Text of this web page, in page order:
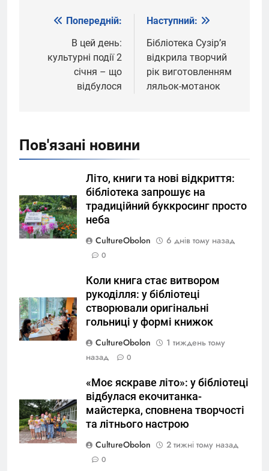
Навігація
записів
Попередній:
В цей день:
культурні події 2
січня – що
відбулося
Наступний:
Бібліотека Сузір’я
відкрила творчий
рік виготовленням
ляльок-мотанок
Пов'язані новини
Літо, книги та нові відкриття:
бібліотека запрошує на
традиційний буккросинг просто
неба
CultureObolon
6 днів тому назад
0
Коли книга стає витвором
рукоділля: у бібліотеці
створювали оригінальні
гольниці у формі книжок
CultureObolon
1 тиждень тому
назад
0
«Моє яскраве літо»: у бібліотеці
відбулася екочитанка-
майстерка, сповнена творчості
та літнього настрою
CultureObolon
2 тижні тому назад
0